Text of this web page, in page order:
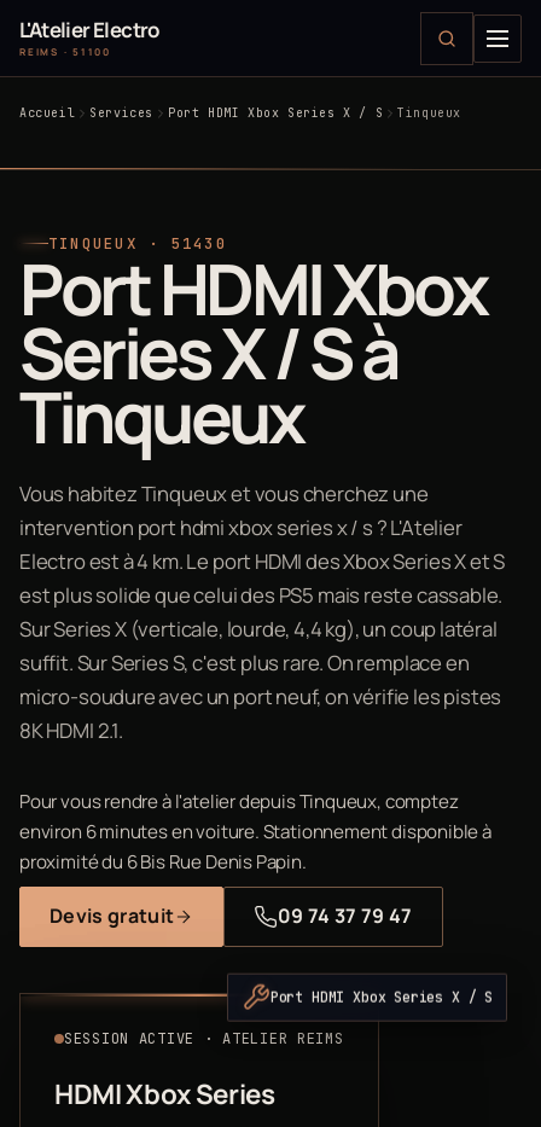
L'Atelier Electro
REIMS · 51100
Accueil Services Port HDMI Xbox Series X / S Tinqueux
TINQUEUX · 51430
Port HDMI Xbox
Series X / S à
Tinqueux
Vous habitez Tinqueux et vous cherchez une
intervention port hdmi xbox series x / s ? L'Atelier
Electro est à 4 km. Le port HDMI des Xbox Series X et S
est plus solide que celui des PS5 mais reste cassable.
Sur Series X (verticale, lourde, 4,4 kg), un coup latéral
suffit. Sur Series S, c'est plus rare. On remplace en
micro-soudure avec un port neuf, on vérifie les pistes
8K HDMI 2.1.
Pour vous rendre à l'atelier depuis Tinqueux, comptez
environ 6 minutes en voiture. Stationnement disponible à
proximité du 6 Bis Rue Denis Papin.
Devis gratuit 09 74 37 79 47
SESSION ACTIVE · ATELIER REIMS
HDMI Xbox Series
Port HDMI Xbox Series X / S